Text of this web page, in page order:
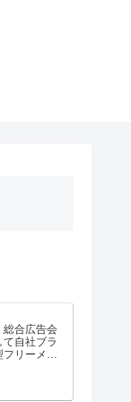
総合広告会
自社ブラ
フリーメデ